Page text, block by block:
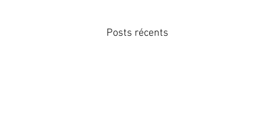
Posts récents